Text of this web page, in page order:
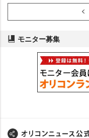
モニター募集